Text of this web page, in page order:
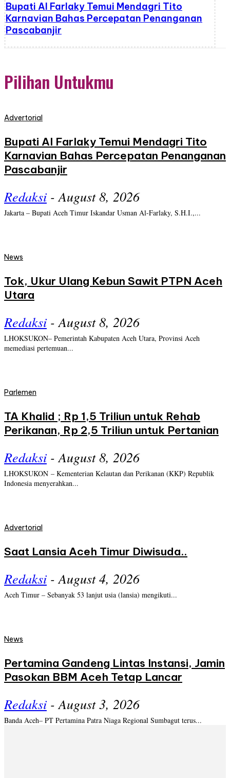
Bupati Al Farlaky Temui Mendagri Tito
Karnavian Bahas Percepatan Penanganan
Pascabanjir
Pilihan Untukmu
Advertorial
Bupati Al Farlaky Temui Mendagri Tito
Karnavian Bahas Percepatan Penanganan
Pascabanjir
Redaksi - August 8, 2026
Jakarta – Bupati Aceh Timur Iskandar Usman Al-Farlaky, S.H.I.,...
News
Tok, Ukur Ulang Kebun Sawit PTPN Aceh
Utara
Redaksi - August 8, 2026
LHOKSUKON– Pemerintah Kabupaten Aceh Utara, Provinsi Aceh
memediasi pertemuan...
Parlemen
TA Khalid ; Rp 1,5 Triliun untuk Rehab
Perikanan, Rp 2,5 Triliun untuk Pertanian
Redaksi - August 8, 2026
LHOKSUKON – Kementerian Kelautan dan Perikanan (KKP) Republik
Indonesia menyerahkan...
Advertorial
Saat Lansia Aceh Timur Diwisuda..
Redaksi - August 4, 2026
Aceh Timur – Sebanyak 53 lanjut usia (lansia) mengikuti...
News
Pertamina Gandeng Lintas Instansi, Jamin
Pasokan BBM Aceh Tetap Lancar
Redaksi - August 3, 2026
Banda Aceh– PT Pertamina Patra Niaga Regional Sumbagut terus...